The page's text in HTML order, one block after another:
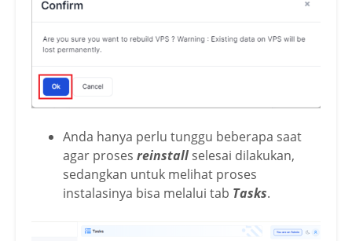
Anda hanya perlu tunggu beberapa saat
agar proses reinstall selesai dilakukan,
sedangkan untuk melihat proses
instalasinya bisa melalui tab Tasks.